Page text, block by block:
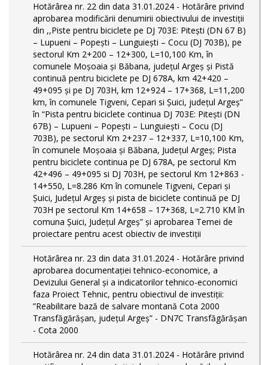
Hotărârea nr. 22 din data 31.01.2024 - Hotărâre privind
aprobarea modificării denumirii obiectivului de investiții
din ,,Piste pentru biciclete pe DJ 703E: Pitești (DN 67 B)
– Lupueni – Popești – Lunguiești – Cocu (DJ 703B), pe
sectorul Km 2+200 – 12+300, L=10,100 Km, în
comunele Moșoaia și Băbana, judeţul Argeș și Pistă
continuă pentru biciclete pe DJ 678A, km 42+420 –
49+095 și pe DJ 703H, km 12+924 – 17+368, L=11,200
km, în comunele Tigveni, Cepari si Șuici, județul Argeș”
în “Pista pentru biciclete continua DJ 703E: Pitești (DN
67B) – Lupueni – Popești – Lunguiești – Cocu (DJ
703B), pe sectorul Km 2+237 – 12+337, L=10,100 Km,
în comunele Moșoaia și Băbana, Județul Argeș; Pista
pentru biciclete continua pe DJ 678A, pe sectorul Km
42+496 – 49+095 si DJ 703H, pe sectorul Km 12+863 -
14+550, L=8.286 Km în comunele Tigveni, Cepari și
Șuici, Județul Argeș și pista de biciclete continuă pe DJ
703H pe sectorul Km 14+658 – 17+368, L=2.710 KM în
comuna Șuici, Județul Argeș” şi aprobarea Temei de
proiectare pentru acest obiectiv de investiţii
Hotărârea nr. 23 din data 31.01.2024 - Hotărâre privind
aprobarea documentației tehnico-economice, a
Devizului General și a indicatorilor tehnico-economici
faza Proiect Tehnic, pentru obiectivul de investiții:
”Reabilitare bază de salvare montană Cota 2000
Transfăgărășan, județul Argeș” - DN7C Transfăgărășan
- Cota 2000
Hotărârea nr. 24 din data 31.01.2024 - Hotărâre privind